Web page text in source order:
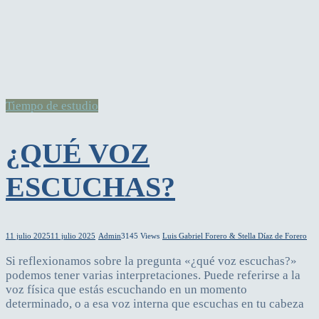
Tiempo de estudio
¿QUÉ VOZ
ESCUCHAS?
11 julio 202511 julio 2025 Admin3145 Views Luis Gabriel Forero & Stella Díaz de Forero
Si reflexionamos sobre la pregunta «¿qué voz escuchas?»
podemos tener varias interpretaciones. Puede referirse a la
voz física que estás escuchando en un momento
determinado, o a esa voz interna que escuchas en tu cabeza